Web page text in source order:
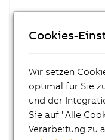
0
Cookies-
Wir setzen
optimal für Sie
und der
Sie auf "Alle
Verarbeitung zu